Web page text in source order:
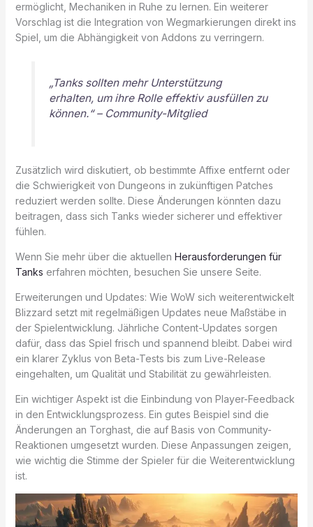
ermöglicht, Mechaniken in Ruhe zu lernen. Ein weiterer
Vorschlag ist die Integration von Wegmarkierungen direkt ins
Spiel, um die Abhängigkeit von Addons zu verringern.
„Tanks sollten mehr Unterstützung
erhalten, um ihre Rolle effektiv ausfüllen zu
können.“ – Community-Mitglied
Zusätzlich wird diskutiert, ob bestimmte Affixe entfernt oder
die Schwierigkeit von Dungeons in zukünftigen Patches
reduziert werden sollte. Diese Änderungen könnten dazu
beitragen, dass sich Tanks wieder sicherer und effektiver
fühlen.
Wenn Sie mehr über die aktuellen Herausforderungen für
Tanks erfahren möchten, besuchen Sie unsere Seite.
Erweiterungen und Updates: Wie WoW sich weiterentwickelt
Blizzard setzt mit regelmäßigen Updates neue Maßstäbe in
der Spielentwicklung. Jährliche Content-Updates sorgen
dafür, dass das Spiel frisch und spannend bleibt. Dabei wird
ein klarer Zyklus von Beta-Tests bis zum Live-Release
eingehalten, um Qualität und Stabilität zu gewährleisten.
Ein wichtiger Aspekt ist die Einbindung von Player-Feedback
in den Entwicklungsprozess. Ein gutes Beispiel sind die
Änderungen an Torghast, die auf Basis von Community-
Reaktionen umgesetzt wurden. Diese Anpassungen zeigen,
wie wichtig die Stimme der Spieler für die Weiterentwicklung
ist.